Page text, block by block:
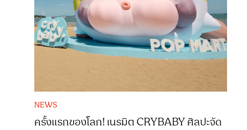
NEWS
ครั้งแรกของโลก! เนรมิต CRYBABY ศิลปะจัด